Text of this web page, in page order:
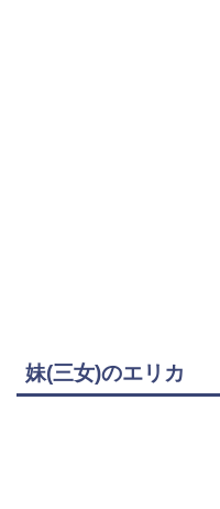
妹(三女)のエリカ